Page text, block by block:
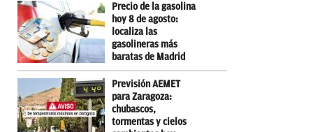
Precio de la gasolina
hoy 8 de agosto:
localiza las
gasolineras más
baratas de Madrid
Previsión AEMET
para Zaragoza:
chubascos,
tormentas y cielos